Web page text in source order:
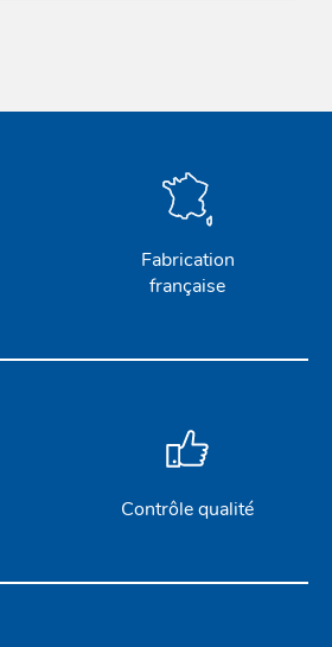
Fabrication
française
Contrôle qualité